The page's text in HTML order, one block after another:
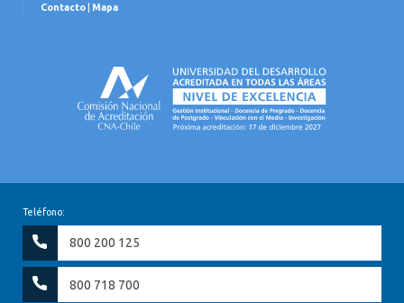
Contacto Mapa
Teléfono:
800 200 125
800 718 700